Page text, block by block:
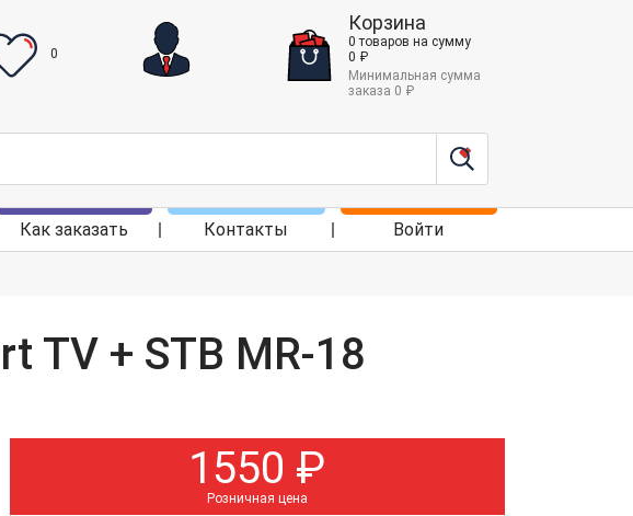
0
Корзина
0 товаров на сумму
0 ₽
Минимальная сумма
заказа 0 ₽
Как заказать Контакты Войти
TV + STB MR-18
1550 ₽
Розничная цена